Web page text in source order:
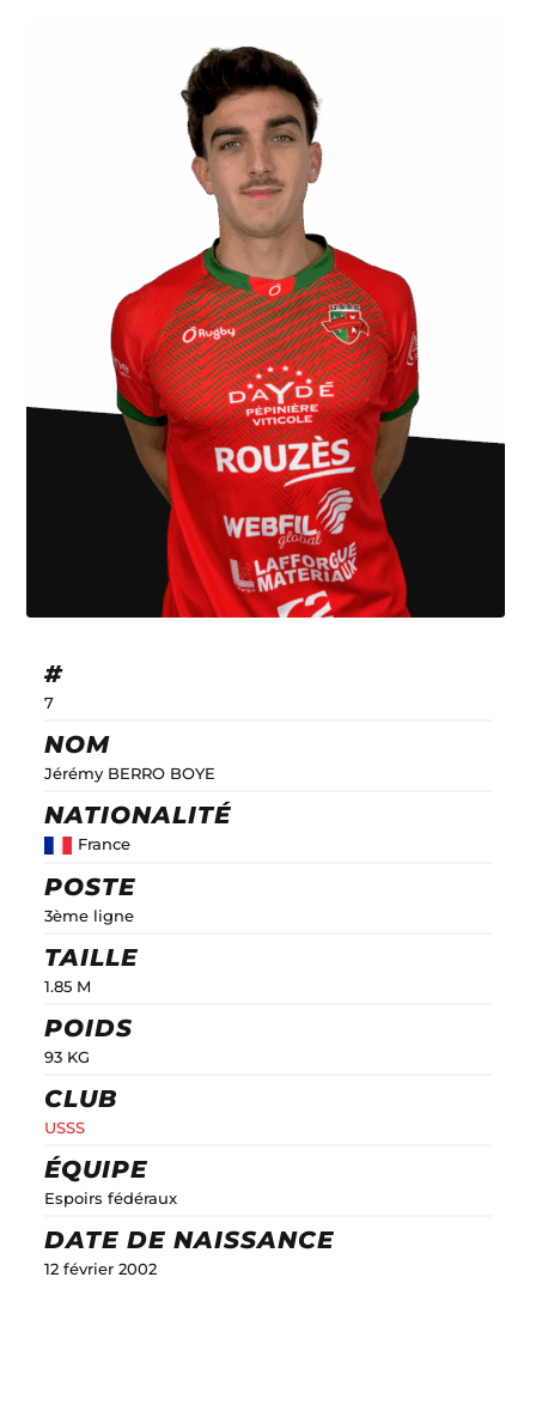
#
7
NOM
Jérémy BERRO BOYE
NATIONALITÉ
France
POSTE
3ème ligne
TAILLE
1.85 M
POIDS
93 KG
CLUB
USSS
ÉQUIPE
Espoirs fédéraux
DATE DE NAISSANCE
12 février 2002